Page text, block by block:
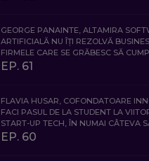
GEORGE PANAINTE, ALTAMIRA
ARTIFICIALĂ NU ÎȚI REZOLVĂ
FIRMELE CARE SE GRĂBESC SĂ
EP. 61
FLAVIA HUSAR, COFONDATOARE
FACI PASUL DE LA STUDENT LA
START-UP TECH, ÎN NUMAI CÂTEVA
EP. 60